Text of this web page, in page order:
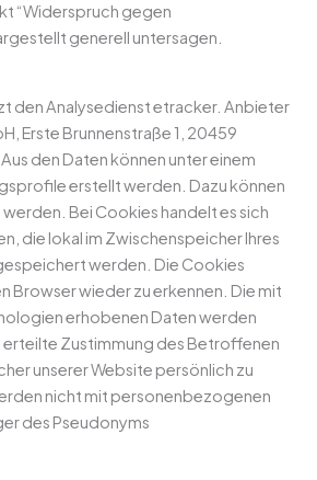
“Widerspruch gegen
generell untersagen.
den Analysedienst etracker. Anbieter
Erste Brunnenstraße 1, 20459
den Daten können unter einem
erstellt werden. Dazu können
Bei Cookies handelt es sich
die lokal im Zwischenspeicher Ihres
werden. Die Cookies
Browser wieder zu erkennen. Die mit
erhobenen Daten werden
Zustimmung des Betroffenen
unserer Website persönlich zu
nicht mit personenbezogenen
des Pseudonyms